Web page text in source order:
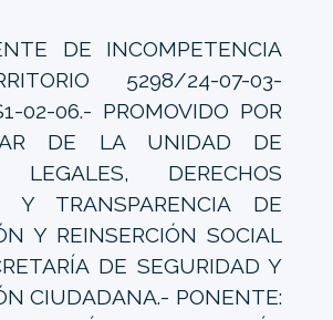
DE INCOMPETENCIA
5298/24-07-03-
02-06.- PROMOVIDO POR
DE LA UNIDAD DE
LEGALES, DERECHOS
Y TRANSPARENCIA DE
Y REINSERCIÓN SOCIAL
DE SEGURIDAD Y
CIUDADANA.- PONENTE: